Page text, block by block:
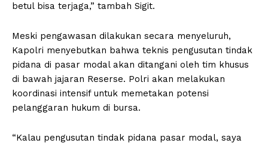
betul bisa terjaga,” tambah Sigit.
Meski pengawasan dilakukan secara menyeluruh,
Kapolri menyebutkan bahwa teknis pengusutan tindak
pidana di pasar modal akan ditangani oleh tim khusus
di bawah jajaran Reserse. Polri akan melakukan
koordinasi intensif untuk memetakan potensi
pelanggaran hukum di bursa.
“Kalau pengusutan tindak pidana pasar modal, saya